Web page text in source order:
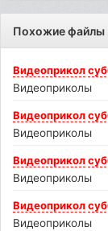
Похожие файлы
Видеоприкол
Видеоприколы
Видеоприкол
Видеоприколы
Видеоприкол
Видеоприколы
Видеоприкол
Видеоприколы